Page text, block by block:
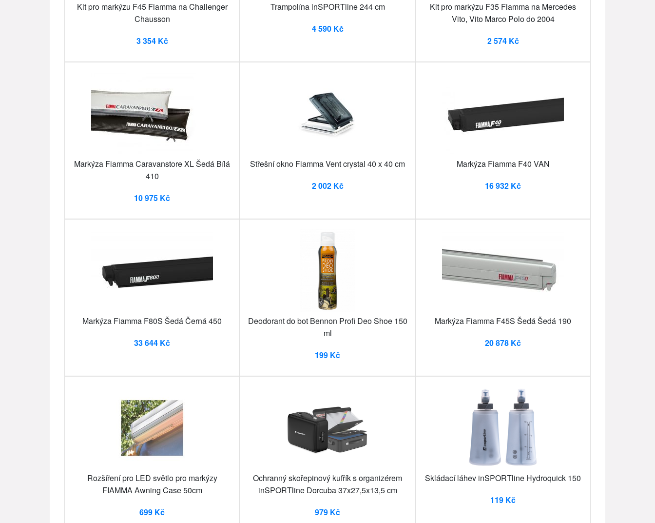
Kit pro markýzu F45 Fiamma na Challenger
Chausson
3 354 Kč
Trampolína inSPORTline 244 cm
4 590 Kč
Kit pro markýzu F35 Fiamma na Mercedes
Vito, Vito Marco Polo do 2004
2 574 Kč
Markýza Fiamma Caravanstore XL Šedá Bílá
410
10 975 Kč
Střešní okno Fiamma Vent crystal 40 x 40 cm
2 002 Kč
Markýza Fiamma F40 VAN
16 932 Kč
Markýza Fiamma F80S Šedá Černá 450
33 644 Kč
Deodorant do bot Bennon Profi Deo Shoe 150
ml
199 Kč
Markýza Fiamma F45S Šedá Šedá 190
20 878 Kč
Rozšíření pro LED světlo pro markýzy
FIAMMA Awning Case 50cm
699 Kč
Ochranný skořepinový kufřík s organizérem
inSPORTline Dorcuba 37x27,5x13,5 cm
979 Kč
Skládací láhev inSPORTline Hydroquick 150
119 Kč